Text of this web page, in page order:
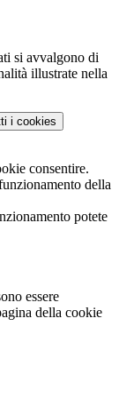
si avvalgono di
illustrate nella
i cookies
consentire.
della
potete
essere
della cookie